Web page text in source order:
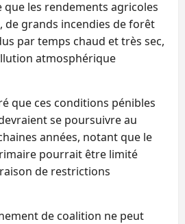
que les rendements agricoles
de grands incendies de forêt
par temps chaud et très sec,
atmosphérique
que ces conditions pénibles
se poursuivre au
années, notant que le
pourrait être limité
de restrictions
de coalition ne peut